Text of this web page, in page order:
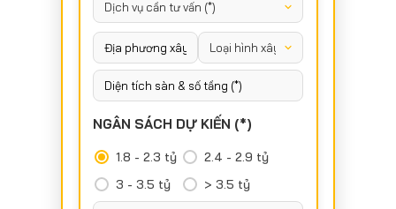
NGÂN SÁCH DỰ KIẾN (*)
1.8 - 2.3 tỷ
2.4 - 2.9 tỷ
3 - 3.5 tỷ
> 3.5 tỷ